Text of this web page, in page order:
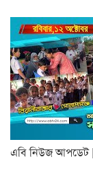
এবি নিউজ আপডেট